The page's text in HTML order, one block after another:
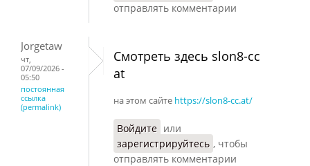
отправлять комментарии
Jorgetaw
чт,
07/09/2026 -
05:50
постоянная
ссылка
(permalink)
Смотреть здесь slon8-cc
at
на этом сайте https://slon8-cc.at/
Войдите или
зарегистрируйтесь , чтобы
отправлять комментарии